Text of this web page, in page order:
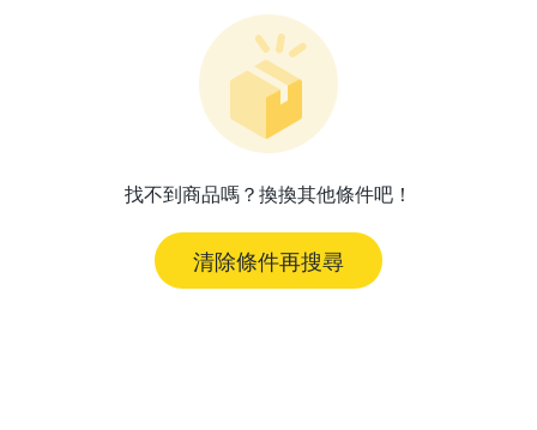
找不到商品嗎？換換其他條件吧！
清除條件再搜尋